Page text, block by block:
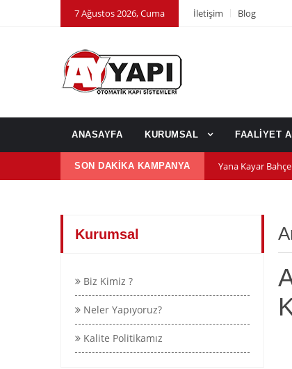
7 Ağustos 2026, Cuma İletişim Blog
ANASAYFA KURUMSAL FAALİYET
SON DAKİKA KAMPANYA Yana Kayar
Kurumsal
Biz Kimiz ?
Neler Yapıyoruz?
Kalite Politikamız